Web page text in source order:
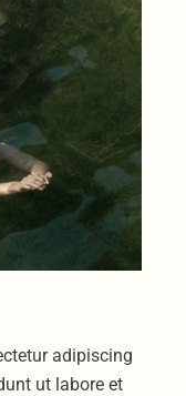
adipiscing
ut labore et